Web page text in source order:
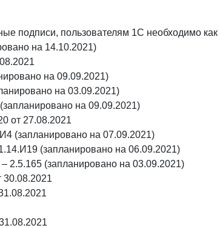
подписи, пользователям 1С необходимо
на 14.10.2021)
на 09.09.2021)
на 03.09.2021)
на 09.09.2021)
от 27.08.2021
(запланировано на 07.09.2021)
(запланировано на 06.09.2021)
2.5.165 (запланировано на 03.09.2021)
30.08.2021